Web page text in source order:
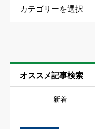
オススメ記事検索
新着